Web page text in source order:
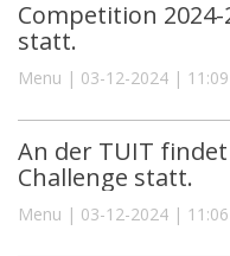
Competition
statt.
Menu | 03-12-2024 | 11:09
An der TUIT
Challenge statt.
Menu | 03-12-2024 | 11:06